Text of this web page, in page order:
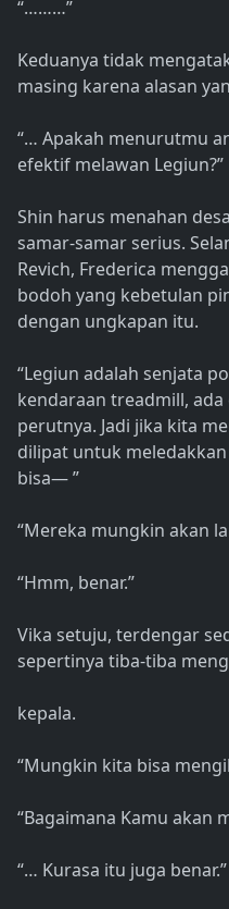
“………”
Keduanya tidak
masing karena alasan
“… Apakah menurutmu
efektif melawan Legiun?”
Shin harus menahan
samar-samar serius.
Revich, Frederica
bodoh yang kebetulan
dengan ungkapan itu.
“Legiun adalah senjata
kendaraan treadmill,
perutnya. Jadi jika kita
dilipat untuk
bisa— ”
“Mereka mungkin akan
“Hmm, benar.”
Vika setuju, terdengar
sepertinya tiba-tiba
kepala.
“Mungkin kita bisa
“Bagaimana Kamu akan
“… Kurasa itu juga benar.”